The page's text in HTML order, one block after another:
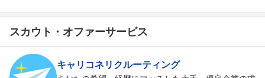
スカウト・オファーサービス
キャリコネリクルーティング